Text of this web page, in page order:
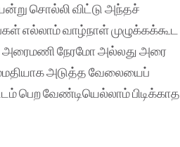
சொல்லி விட்டு அந்தச்
எல்லாம் வாழ்நாள் முழுக்கக்கூட
அரைமணி நேரமோ அல்லது அரை
அடுத்த வேலையைப்
பெற வேண்டியெல்லாம் பிடிக்காத